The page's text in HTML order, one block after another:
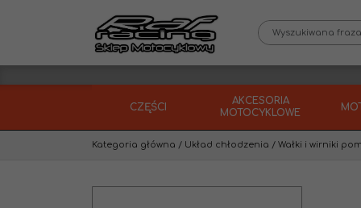
CZĘŚCI
AKCESORIA
MOTOCYKLOWE
Kategoria główna / Układ chłodzenia / Wałki i wirniki